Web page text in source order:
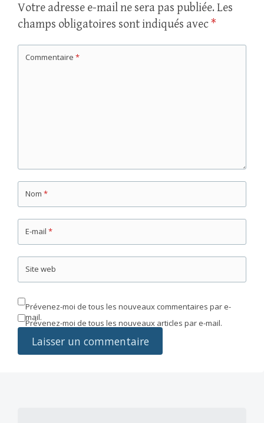
Votre adresse e-mail ne sera pas publiée. Les
champs obligatoires sont indiqués avec *
Commentaire *
Nom *
E-mail *
Site web
Prévenez-moi de tous les nouveaux commentaires par e-
mail.
Prévenez-moi de tous les nouveaux articles par e-mail.